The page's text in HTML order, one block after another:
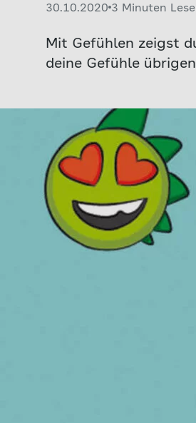
Veröffentlicht am:
30.10.2020 3 Minuten
Mit Gefühlen zeigst
deine Gefühle